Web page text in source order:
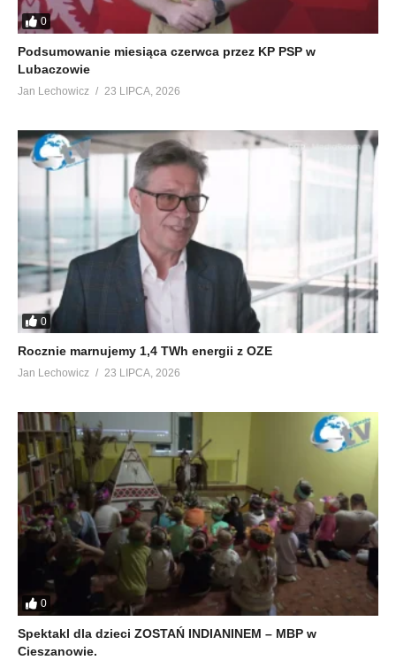
0
Podsumowanie miesiąca czerwca przez KP PSP w
Lubaczowie
Jan Lechowicz 23 LIPCA, 2026
0
Rocznie marnujemy 1,4 TWh energii z OZE
Jan Lechowicz 23 LIPCA, 2026
0
Spektakl dla dzieci ZOSTAŃ INDIANINEM – MBP w
Cieszanowie.